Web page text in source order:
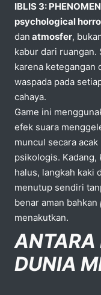
IBLIS 3:
psychological
dan atmosfer,
kabur dari ruangan.
karena ketegangan
waspada pada
cahaya.
Game ini
efek suara
muncul secara
psikologis. Kadang,
halus, langkah kaki
menutup sendiri
benar aman bahkan
menakutkan.
ANTARA
DUNIA